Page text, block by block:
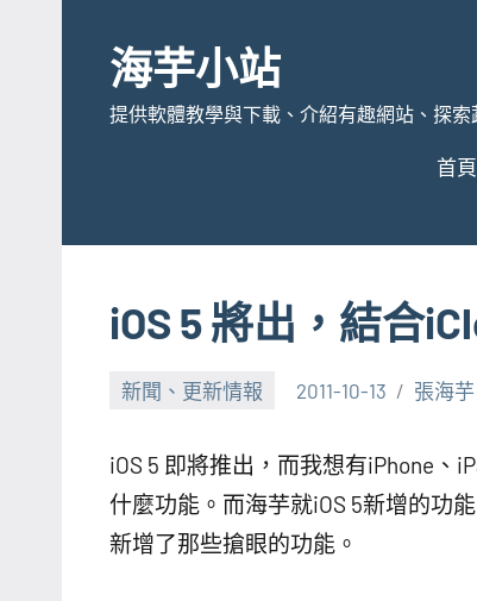
content海芋小站
提供軟體教學與下載、介紹有趣網站、探
首頁
iOS 5 將出，結合
新聞、更新情報 2011-10-13 張海芋
iOS 5 即將推出，而我想有iPhone、
什麼功能。而海芋就iOS 5新增的功
新增了那些搶眼的功能。